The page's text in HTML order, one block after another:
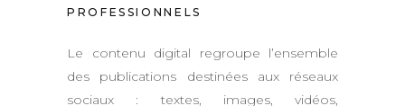
PROFESSIONNELS
Le contenu digital regroupe l’ensemble
des publications destinées aux réseaux
sociaux : textes, images, vidéos,